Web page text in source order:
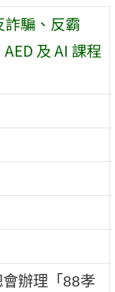
詐騙、反霸
及 AI 課程
辦理「88孝